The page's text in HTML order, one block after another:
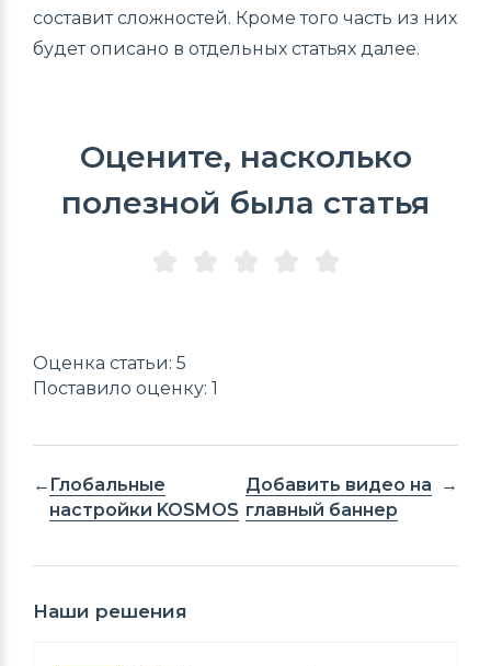
составит сложностей. Кроме того часть из них
будет описано в отдельных статьях далее.
Оцените, насколько
полезной была статья
Оценка статьи: 5
Поставило оценку: 1
Глобальные
настройки KOSMOS
Добавить видео на
главный баннер
Наши решения